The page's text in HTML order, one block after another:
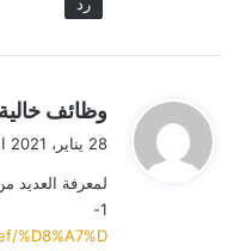
ل
وظائف خالية
28 يناير، 2021 الساعة 3:50 م
لمعرفة العديد
1-
%D8%A7%D